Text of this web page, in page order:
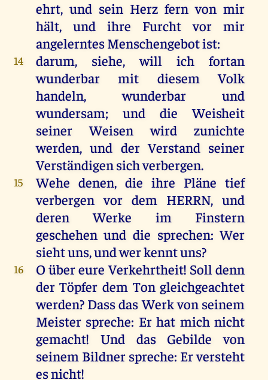
ehrt, und sein Herz fern von mir
hält, und ihre Furcht vor
mir
angelerntesMenschengebotist:
14 darum, siehe,will ich fortan
wunderbar
mit diesem
Volk
handeln,wunderbar
und
wundersam; und die
Weisheit
seiner
Weisen wird
zunichte
werden,und der Verstand seiner
Verständigensichverbergen.
15 Wehe denen, die ihre Plänetief
verbergen vor dem HERRN,und
deren
Werke im
Finstern
geschehen und die sprechen:Wer
siehtuns,undwerkenntuns?
16 Oübereure Verkehrtheit! Soll denn
der Töpfer dem Tongleichgeachtet
werden? DassdasWerkvon seinem
Meister spreche: Er hat mich nicht
gemacht! Und dasGebildevon
seinem Bildner spreche: Erversteht
esnicht!